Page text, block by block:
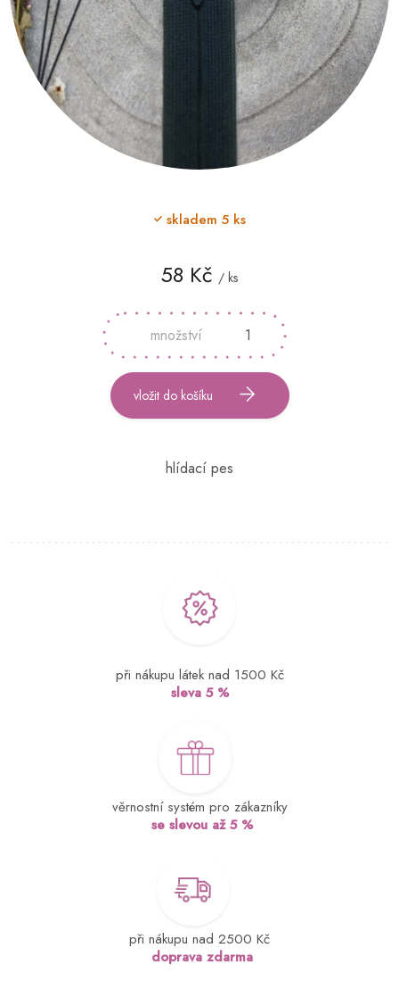
58 Kč / ks
cena:
skladem 5 ks
vložit do košíku
při nákupu látek nad 1500 Kč
sleva 5 %
věrnostní systém pro zákazníky
se slevou až 5 %
při nákupu nad 2500 Kč
doprava zdarma